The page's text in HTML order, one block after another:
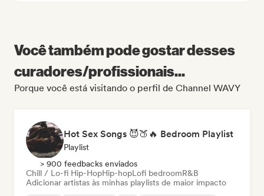
Você também pode gostar desses
curadores/profissionais...
Porque você está visitando o perfil de Channel WAVY
Hot Sex Songs 😈🍑🔥 Bedroom Playlist
Playlist
> 900 feedbacks enviados
Chill / Lo-fi Hip-HopHip-hopLofi bedroomR&B
Adicionar artistas às minhas playlists de maior impacto